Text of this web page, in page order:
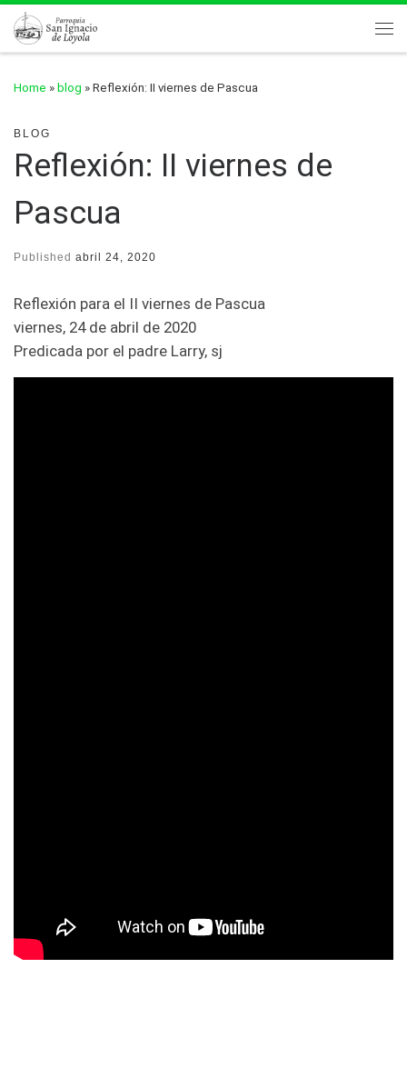
Skip to content
Home » blog » Reflexión: II viernes de Pascua
BLOG
Reflexión: II viernes de
Pascua
Published abril 24, 2020
Reflexión para el II viernes de Pascua
viernes, 24 de abril de 2020
Predicada por el padre Larry, sj